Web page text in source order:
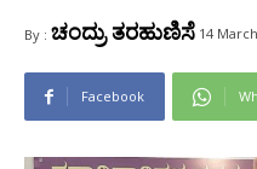
By : ಚಂದ್ರು ತರಹುಣಿಸೆ 14
Facebook